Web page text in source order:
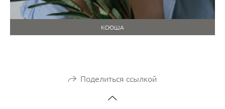
КСЮША
Поделиться ссылкой